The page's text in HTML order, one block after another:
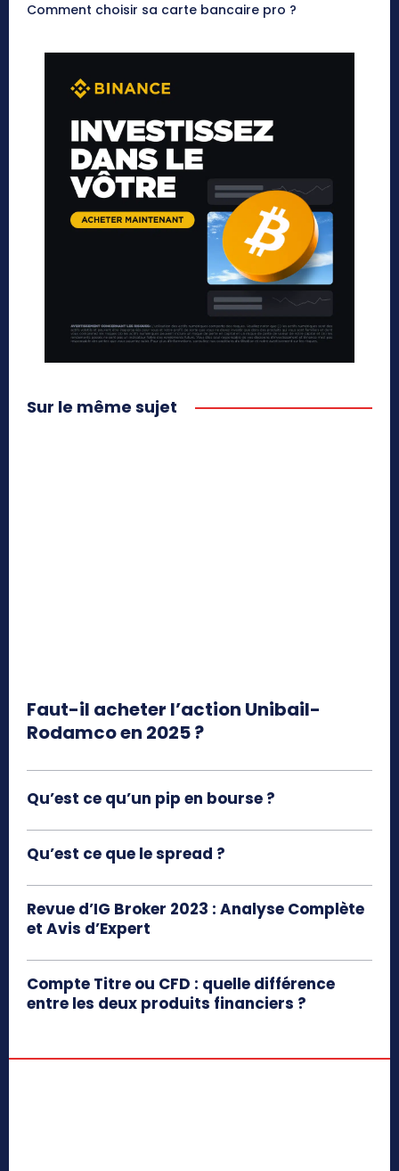
Comment choisir sa carte bancaire pro ?
Sur le même sujet
Faut-il acheter l’action Unibail-
Rodamco en 2025 ?
Qu’est ce qu’un pip en bourse ?
Qu’est ce que le spread ?
Revue d’IG Broker 2023 : Analyse Complète
et Avis d’Expert
Compte Titre ou CFD : quelle différence
entre les deux produits financiers ?